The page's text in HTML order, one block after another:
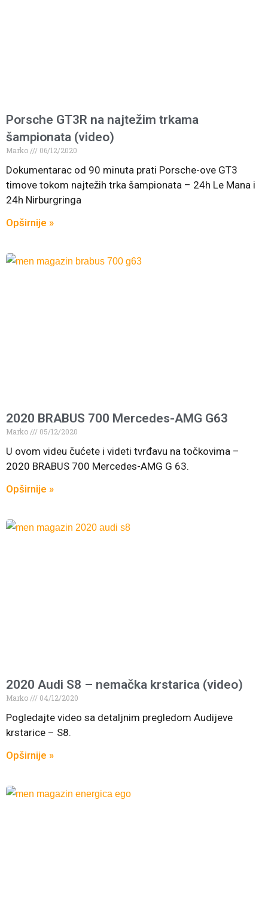
Porsche GT3R na najtežim trkama
šampionata (video)
Marko 06/12/2020
Dokumentarac od 90 minuta prati Porsche-ove GT3
timove tokom najtežih trka šampionata – 24h Le Mana i
24h Nirburgringa
Opširnije »
2020 BRABUS 700 Mercedes-AMG G63
Marko 05/12/2020
U ovom videu čućete i videti tvrđavu na točkovima –
2020 BRABUS 700 Mercedes-AMG G 63.
Opširnije »
2020 Audi S8 – nemačka krstarica (video)
Marko 04/12/2020
Pogledajte video sa detaljnim pregledom Audijeve
krstarice – S8.
Opširnije »